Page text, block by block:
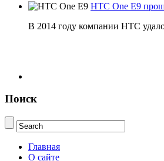
HTC One E9
В 2014 году компании НТС
Поиск
Главная
О сайте